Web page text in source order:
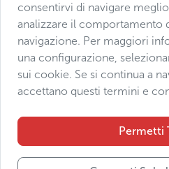
Condizioni di vendita
Protezione dei dati
Dichiarazione di accessibilità
Manage consent
consentirvi di navigare
analizzare il comportamento
navigazione. Per maggiori
una configurazione,
sui cookie. Se si continua a
accettano questi termini e
Permetti